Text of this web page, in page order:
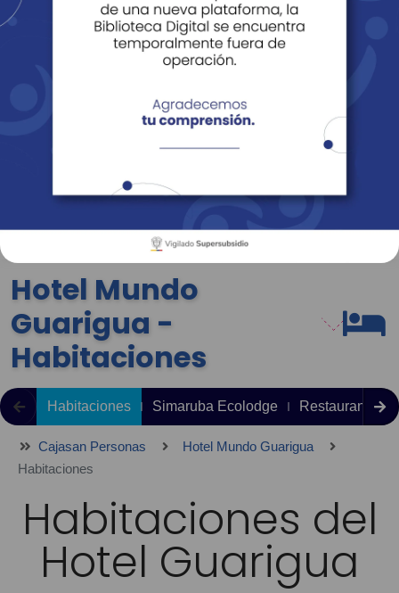
Revista Fácil Vivir
Sedes Directorio Servicios En Línea
Hotel Mundo
Guarigua -
Habitaciones
Habitaciones Simaruba Ecolodge Restaurante
Cajasan Personas
Hotel Mundo Guarigua
Habitaciones
Habitaciones del
Hotel Guarigua